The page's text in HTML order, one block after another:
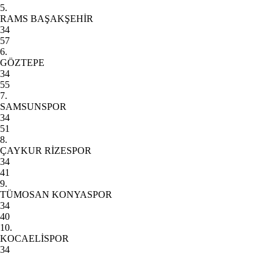
5.
RAMS BAŞAKŞEHİR
34
57
6.
GÖZTEPE
34
55
7.
SAMSUNSPOR
34
51
8.
ÇAYKUR RİZESPOR
34
41
9.
TÜMOSAN KONYASPOR
34
40
10.
KOCAELİSPOR
34